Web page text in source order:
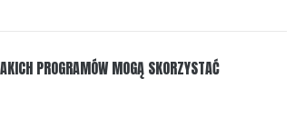
PROGRAMÓW MOGĄ SKORZYSTAĆ